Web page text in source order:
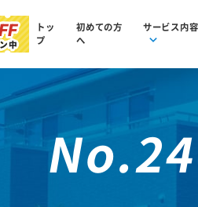
中
トッ
プ
初めての方
へ
サービス内容